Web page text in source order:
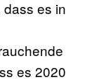
es in
es 2020